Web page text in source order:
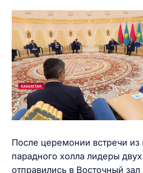
После церемонии встречи из
парадного холла лидеры двух
отправились в Восточный